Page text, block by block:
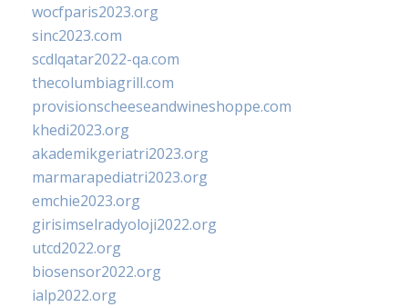
wocfparis2023.org
sinc2023.com
scdlqatar2022-qa.com
thecolumbiagrill.com
provisionscheeseandwineshoppe.com
khedi2023.org
akademikgeriatri2023.org
marmarapediatri2023.org
emchie2023.org
girisimselradyoloji2022.org
utcd2022.org
biosensor2022.org
ialp2022.org